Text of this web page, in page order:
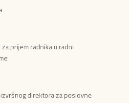
prijem radnika u radni
direktora za poslovne